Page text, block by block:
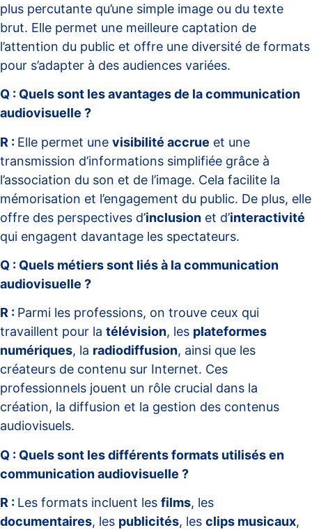
plus percutante qu’une simple image ou du texte
brut. Elle permet une meilleure captation de
l’attention du public et offre une diversité de formats
pour s’adapter à des audiences variées.
Q : Quels sont les avantages de la communication
audiovisuelle ?
R : Elle permet une visibilité accrue et une
transmission d’informations simplifiée grâce à
l’association du son et de l’image. Cela facilite la
mémorisation et l’engagement du public. De plus, elle
offre des perspectives d’inclusion et d’interactivité
qui engagent davantage les spectateurs.
Q : Quels métiers sont liés à la communication
audiovisuelle ?
R : Parmi les professions, on trouve ceux qui
travaillent pour la télévision, les plateformes
numériques, la radiodiffusion, ainsi que les
créateurs de contenu sur Internet. Ces
professionnels jouent un rôle crucial dans la
création, la diffusion et la gestion des contenus
audiovisuels.
Q : Quels sont les différents formats utilisés en
communication audiovisuelle ?
R : Les formats incluent les films, les
documentaires, les publicités, les clips musicaux,